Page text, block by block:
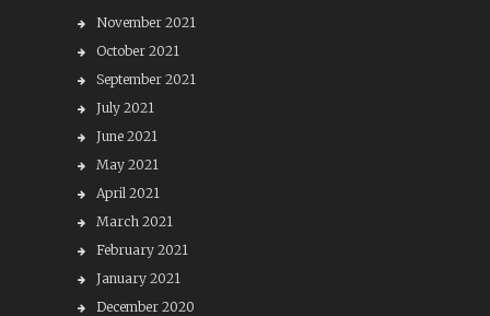
November 2021
October 2021
September 2021
July 2021
June 2021
May 2021
April 2021
March 2021
February 2021
January 2021
December 2020